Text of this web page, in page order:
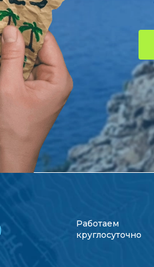
Работаем
круглосуточно